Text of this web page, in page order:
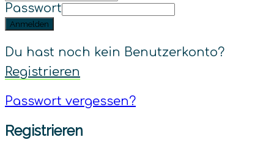
Passwort
Anmelden
Du hast noch kein Benutzerkonto?
Registrieren
Passwort vergessen?
Registrieren